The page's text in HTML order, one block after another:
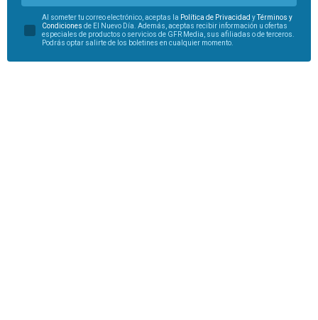
Al someter tu correo electrónico, aceptas la Política de Privacidad yTérminos y
Condiciones de El Nuevo Día. Además, aceptas recibir información u ofertas
especiales de productos o servicios de GFR Media, sus afiliadas o de terceros.
Podrás optar salirte de los boletines en cualquier momento.